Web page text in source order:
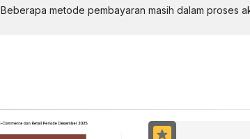
Beberapa metode pembayaran masih dalam proses